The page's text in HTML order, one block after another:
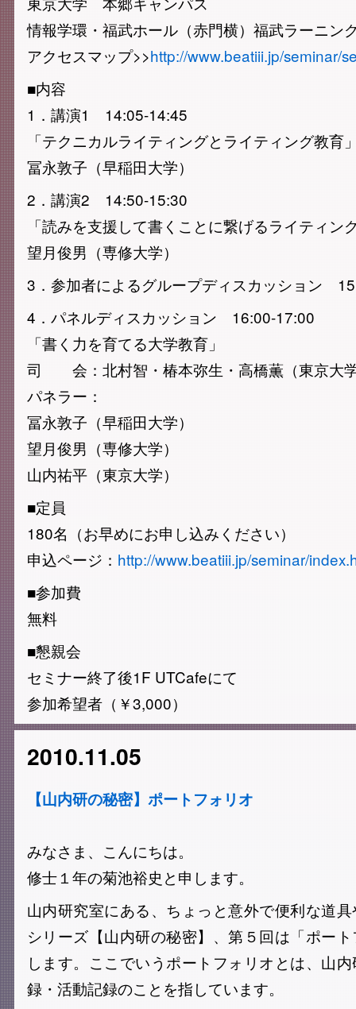
情報学環・福武ホール（赤門横）福武ラーニン
アクセスマップ>>http://www.beatiii.jp/seminar/
■内容
1．講演1 14:05-14:45
「テクニカルライティングとライティング教育
冨永敦子（早稲田大学）
2．講演2 14:50-15:30
「読みを支援して書くことに繋げるライティン
望月俊男（専修大学）
3．参加者によるグループディスカッション
4．パネルディスカッション 16:00-17:00
「書く力を育てる大学教育」
司 会：北村智・椿本弥生・高橋薫（東京大
パネラー：
冨永敦子（早稲田大学）
望月俊男（専修大学）
山内祐平（東京大学）
■定員
180名（お早めにお申し込みください）
申込ページ： http://www.beatiii.jp/seminar/
■参加費
無料
■懇親会
セミナー終了後1F UTCafeにて
参加希望者（￥3,000）
2010.11.05
【山内研の秘密】ポートフォリオ
みなさま、こんにちは。
修士１年の菊池裕史と申します。
山内研究室にある、ちょっと意外で便利な道
シリーズ【山内研の秘密】、第５回は「ポー
します。ここでいうポートフォリオとは、山
録・活動記録のことを指しています。